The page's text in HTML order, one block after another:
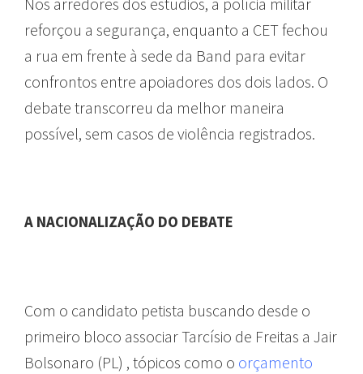
reforçou a segurança, enquanto a CET fechou
a rua em frente à sede da Band para evitar
confrontos entre apoiadores dos dois lados. O
debate transcorreu da melhor maneira
possível, sem casos de violência registrados.
A NACIONALIZAÇÃO DO DEBATE
Com o candidato petista buscando desde o
primeiro bloco associar Tarcísio de Freitas a Jair
Bolsonaro (PL) , tópicos como o orçamento